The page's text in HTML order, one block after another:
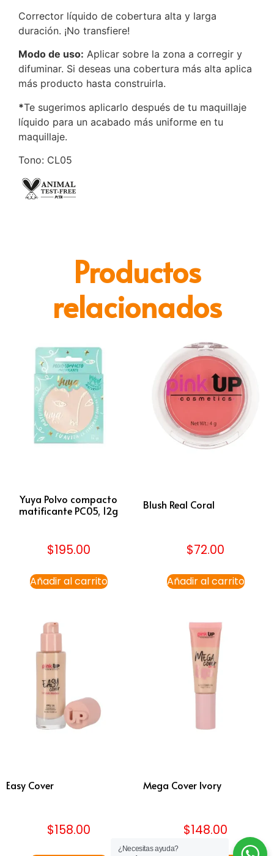
Corrector líquido de cobertura alta y larga
duración. ¡No transfiere!
Modo de uso: Aplicar sobre la zona a corregir y
difuminar. Si deseas una cobertura más alta aplica
más producto hasta construirla.
*Te sugerimos aplicarlo después de tu maquillaje
líquido para un acabado más uniforme en tu
maquillaje.
Tono: CL05
Productos
relacionados
Yuya Polvo compacto
matificante PC05, 12g
$195.00
Añadir al carrito
Blush Real Coral
$72.00
Añadir al carrito
Easy Cover
$158.00
Mega Cover Ivory
$148.00
¿Necesitas ayuda?